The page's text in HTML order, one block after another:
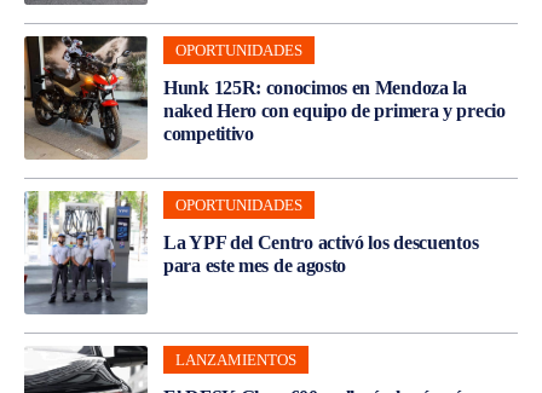
OPORTUNIDADES
Hunk 125R: conocimos en Mendoza la
naked Hero con equipo de primera y precio
competitivo
OPORTUNIDADES
La YPF del Centro activó los descuentos
para este mes de agosto
LANZAMIENTOS